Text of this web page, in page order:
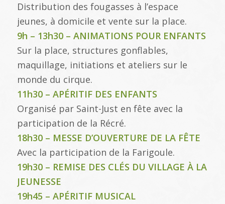
Distribution des fougasses à l’espace
jeunes, à domicile et vente sur la place.
9h – 13h30 – ANIMATIONS POUR ENFANTS
Sur la place, structures gonflables,
maquillage, initiations et ateliers sur le
monde du cirque.
11h30 – APÉRITIF DES ENFANTS
Organisé par Saint-Just en fête avec la
participation de la Récré.
18h30 – MESSE D’OUVERTURE DE LA FÊTE
Avec la participation de la Farigoule.
19h30 – REMISE DES CLÉS DU VILLAGE À LA
JEUNESSE
19h45 – APÉRITIF MUSICAL